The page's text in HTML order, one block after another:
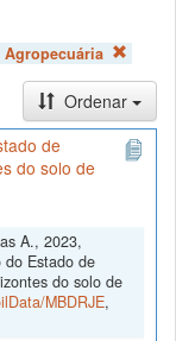
Agropecuária
Ordenar
de
do solo de
A., 2023,
do Estado de
do solo de
MBDRJE,